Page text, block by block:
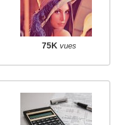
75K vues